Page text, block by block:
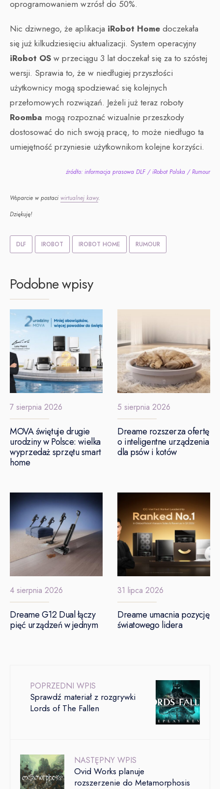
oprogramowaniem wzrósł do 50%.
Nic dziwnego, że aplikacja iRobot Home doczekała
się już kilkudziesięciu aktualizacji. System operacyjny
iRobot OS w przeciągu 3 lat doczekał się za to szóstej
wersji. Sprawia to, że w niedługiej przyszłości
użytkownicy mogą spodziewać się kolejnych
przełomowych rozwiązań. Jeżeli już teraz roboty
Roomba mogą rozpoznać wizualnie przeszkody
dostosować do nich swoją pracę, to może niedługo ta
umiejętność przyniesie użytkownikom kolejne korzyści.
źródło: informacja prasowa DLF / iRobot Polska / Rumour
Wsparcie w postaci wirtualnej kawy.
Dziękuję!
DLF IROBOT IROBOT HOME RUMOUR
Podobne wpisy
7 sierpnia 2026
MOVA świętuje drugie
urodziny w Polsce: wielka
wyprzedaż sprzętu smart
home
5 sierpnia 2026
Dreame rozszerza ofertę
o inteligentne urządzenia
dla psów i kotów
4 sierpnia 2026
Dreame G12 Dual łączy
pięć urządzeń w jednym
31 lipca 2026
Dreame umacnia pozycję
światowego lidera
POPRZEDNI WPIS
Sprawdź materiał z rozgrywki
Lords of The Fallen
NASTĘPNY WPIS
Ovid Works planuje
rozszerzenie do Metamorphosis